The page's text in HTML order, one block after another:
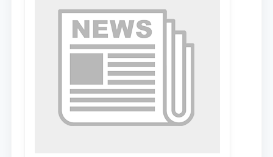
специальной стипендии имени
Хадичи Сулеймановой.